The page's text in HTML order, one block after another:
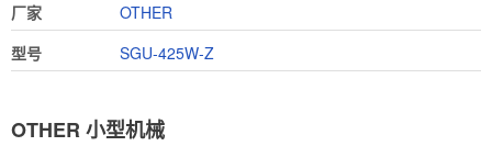
厂家
OTHER
型号
SGU-425W-Z
OTHER 小型机械